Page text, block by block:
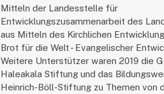
Mitteln der Landesstelle für
Entwicklungszusammenarbeit des
aus Mitteln des Kirchlichen
Brot für die Welt - Evangelischer
Weitere Unterstützer waren 2019 die
Haleakala Stiftung und das
Heinrich-Böll-Stiftung zu Themen von